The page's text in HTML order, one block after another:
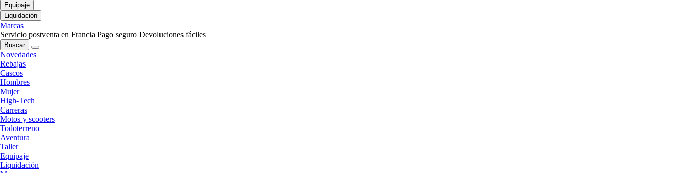
Equipaje
Liquidación
Marcas
Servicio postventa en Francia Pago seguro Devoluciones fáciles
Buscar
Novedades
Rebajas
Cascos
Hombres
Mujer
High-Tech
Carreras
Motos y scooters
Todoterreno
Aventura
Taller
Equipaje
Liquidación